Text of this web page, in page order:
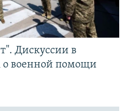
Дискуссии в
военной помощи